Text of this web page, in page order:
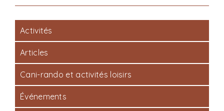
Activités
Articles
Cani-rando et activités loisirs
Événements